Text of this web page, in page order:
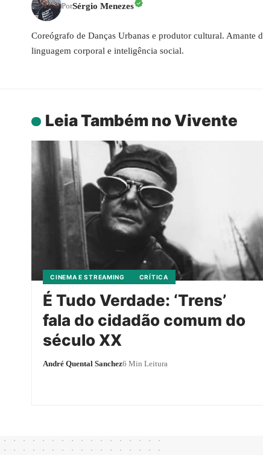
PorSérgio Menezes
Coreógrafo de Danças Urbanas e produtor cultural. Amante
linguagem corporal e inteligência social.
Leia Também no Vivente
CINEMA E STREAMING CRÍTICA
É Tudo Verdade: ‘Trens’
fala do cidadão comum do
século XX
André Quental Sanchez6 Min Leitura